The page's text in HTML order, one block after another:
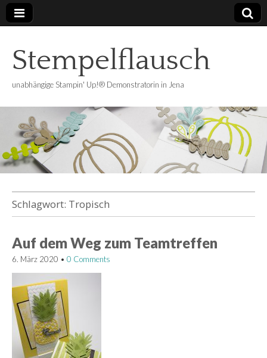
Stempelflausch
unabhängige Stampin' Up!® Demonstratorin in Jena
Schlagwort: Tropisch
Auf dem Weg zum Teamtreffen
6. März 2020 • 0 Comments